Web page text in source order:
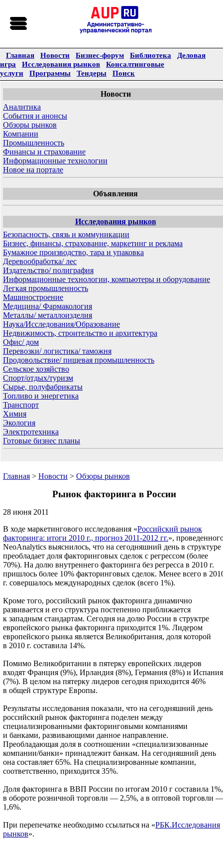
Главная Новости Бизнес-форум Библиотека
Деловая
игра
Исследования рынков
Консалтинговые
услуги
Программы Тендеры Поиск
Новости
Аналитика
События и анонсы
Обзоры рынков
Компании
Промышленность
Финансы и страхование
Информационные технологии
Новое на портале
Объявления
Исследования рынков
Безопасность, связь и коммуникации
Бизнес, финансы, страхование, маркетинг и реклама
Бумажное производство, тара и упаковка
Деревообработка/ лес
Издательство/ полиграфия
Информационные технологии, компьютеры и оборудование
Легкая промышленность
Машиностроение
Медицина/ Фармакология
Металлы/ металлоизделия
Наука/Исследования/Образование
Недвижимость, строительство и архитектура
Офис/ дом
Перевозки/ логистика/ таможня
Продовольствие/ пищевая промышленность
Сельское хозяйство
Спорт/отдых/туризм
Сырье, полуфабрикаты
Топливо и энергетика
Транспорт
Химия
Экология
Электротехника
Готовые бизнес планы
Главная > Новости > Обзоры рынков
Рынок факторинга в России
28 июня 2011
В ходе маркетингового исследования «Российский рынок
факторинга: итоги 2010 г., прогноз 2011-2012 гг.»,
NeoAnalytics выяснилось, что на сегодняшний день в структуре
преобладает доля факторинговых сделок с регрессом (более
70%). На долю внутреннего факторинга без регресса в 2010 г.
пришлось более 10% факторинговых сделок. Менее всего в
г. совершалось международных сделок (всего 1%).
Кроме того, российский рынок факторинга динамично
развивается и его структура постепенно приближается
к западным стандартам. Сегодня на долю России в структре
европейского рынка факторинга приходится 1%. Лидером
европейского рынка является Великобритания, доля которой
в 2010 г. составила 14%.
Помимо Великобритании в пятерку европейских лидеров
входят Франция (9%), Ирландия (8%), Германия (8%) и Испания
(7%). В целом на пятерку лидеров сегодня приходится 46%
в общей структуре Европы.
Результаты исследования показали, что на сегодняшний день
российский рынок факторинга поделен между
специализированными факторинговыми компаниями
и банками, развивающими данное направление.
Преобладающая доля в соотношении «специализизованные
компании/банки» принадлежит банкам. На сегодняшний день
она составляет 65%. На специализированные компании,
соответственно, приходится 35%.
Доля факторинга в ВВП России по итогам 2010 г составила 1%,
в обороте розничной торговли — 2,5%, а в оптовой торговли —
1,6%.
При перепечатке необходимо ссылаться на «РБК.Исследования
рынков».